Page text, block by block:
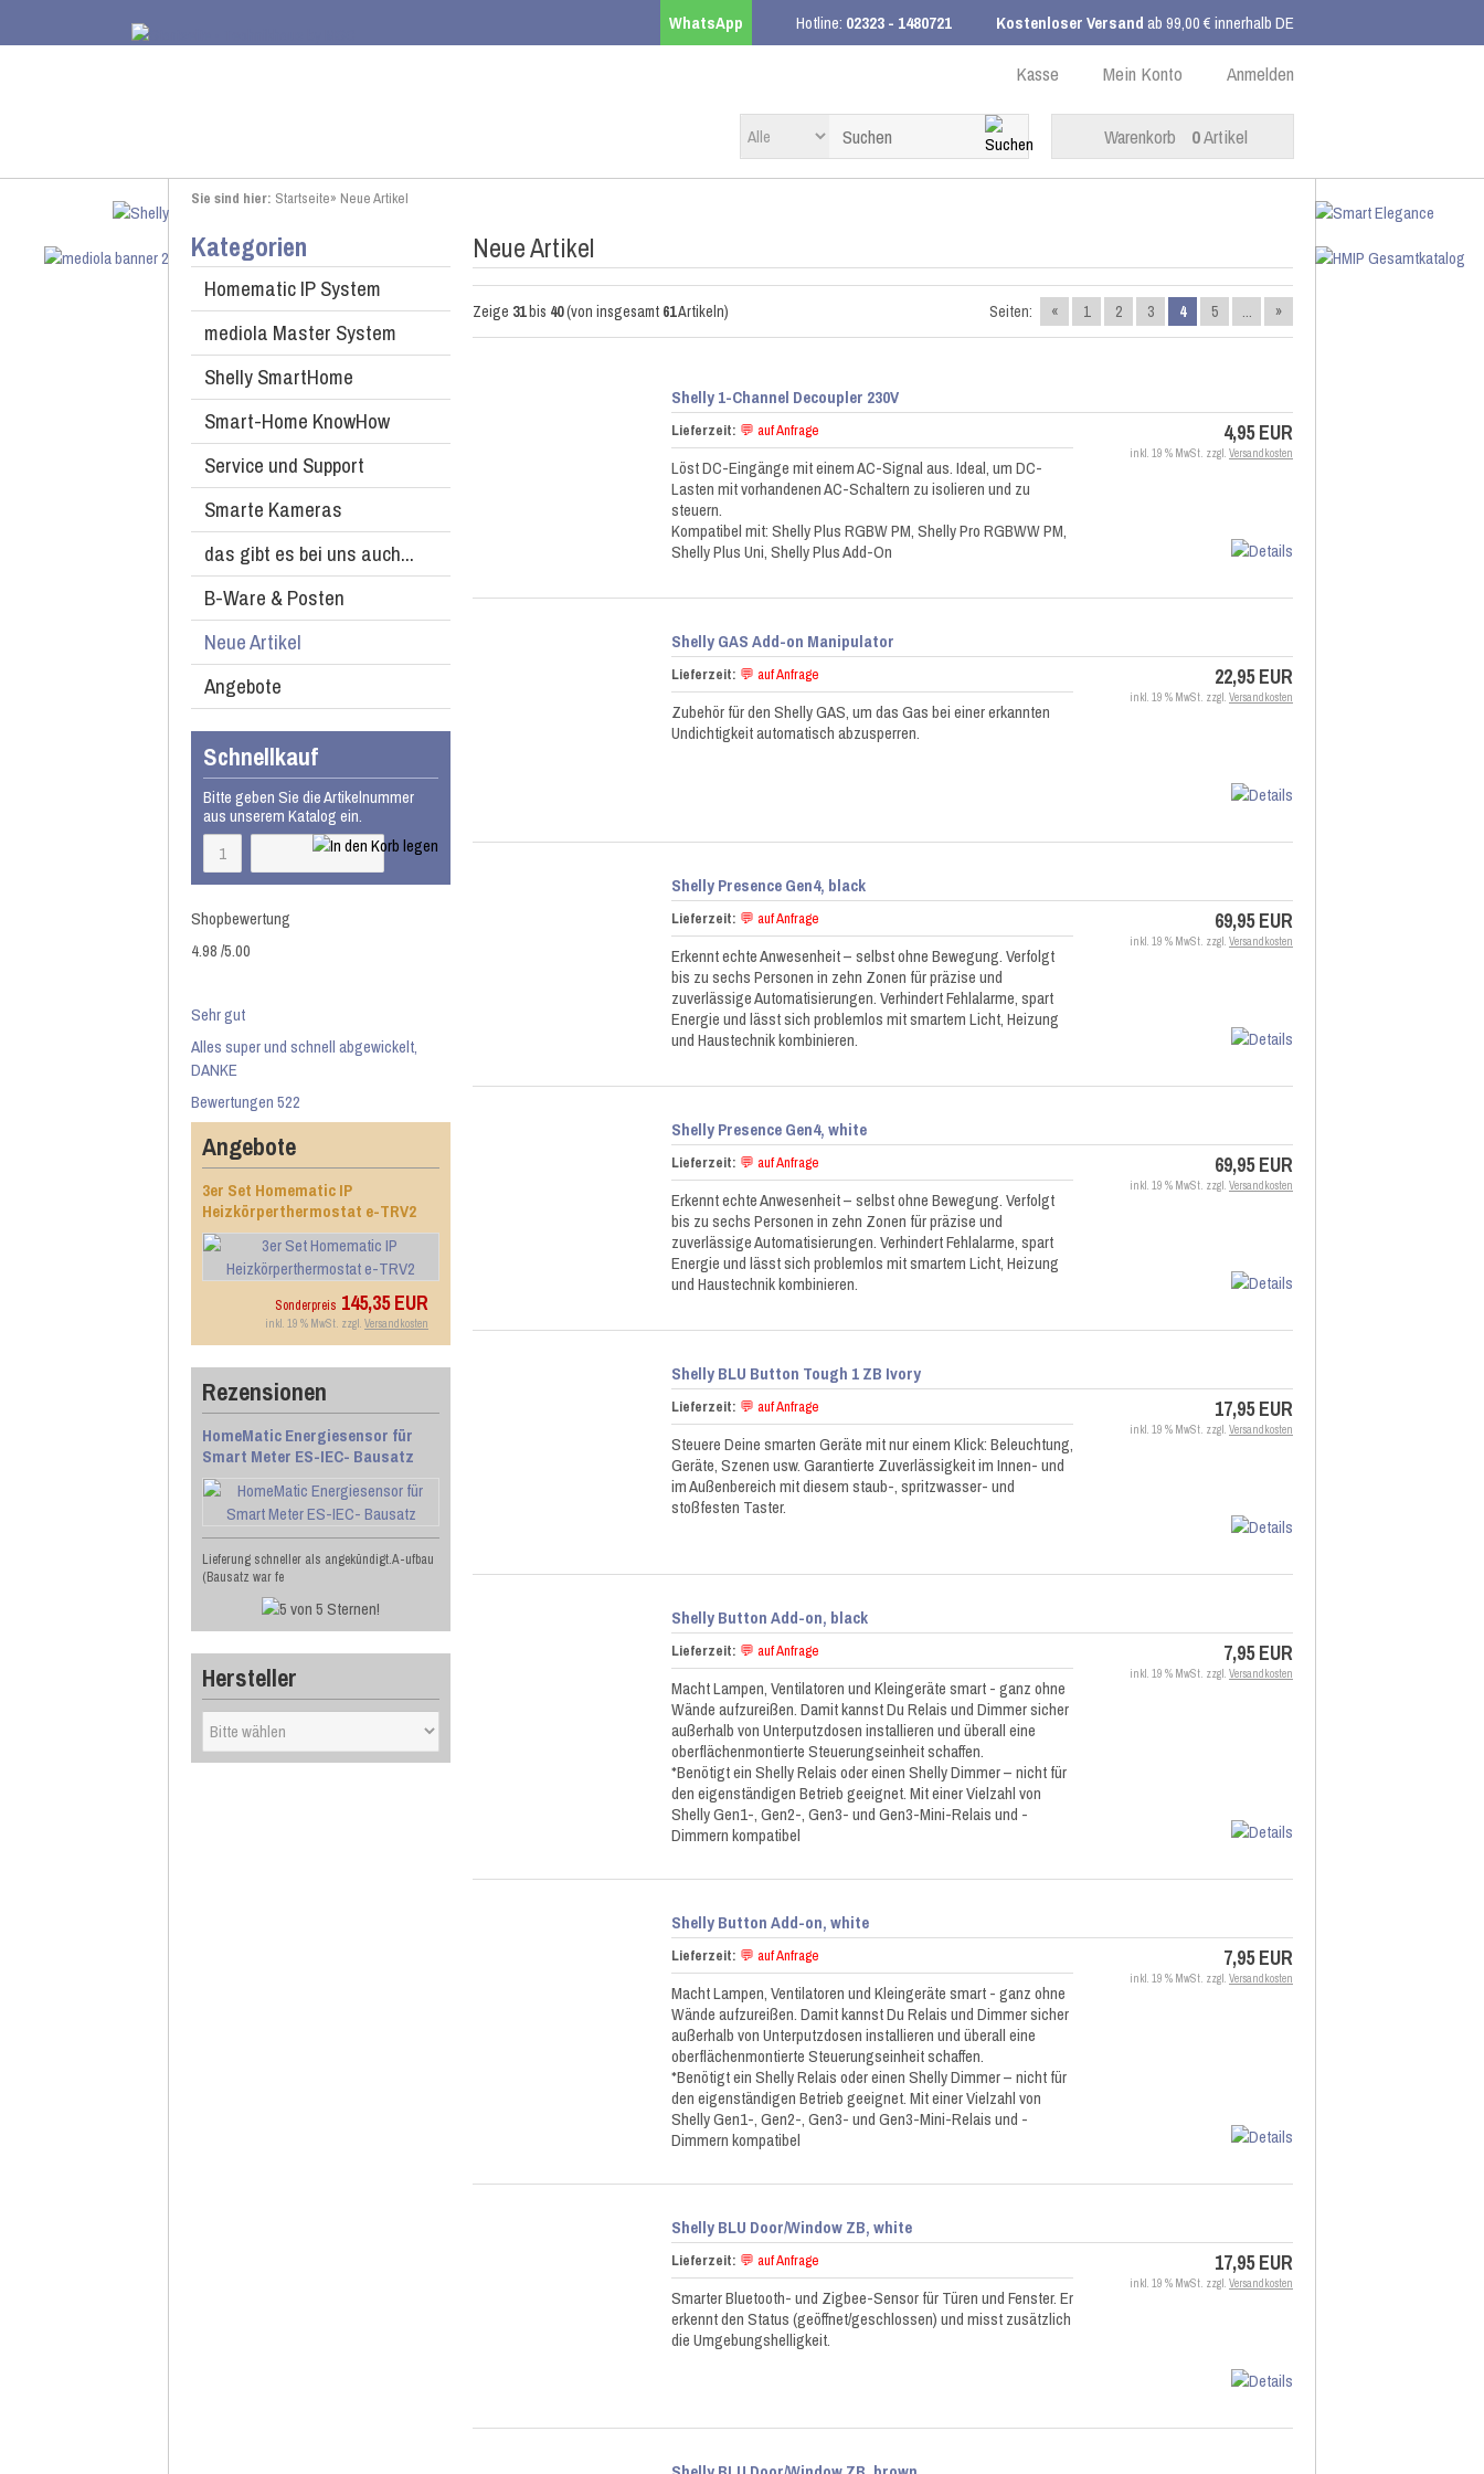
WhatsApp Hotline: 02323 - 1480721 Kostenloser Versandab 99,00 € innerhalb DE
Anmelden
Mein Konto
Kasse
Warenkorb 0Artikel
Sie sind hier: Startseite» Neue Artikel
Kategorien
Homematic IP System
mediola Master System
Shelly SmartHome
Smart-Home KnowHow
Service und Support
Smarte Kameras
das gibt es bei uns auch...
B-Ware & Posten
Neue Artikel
Angebote
Schnellkauf
Bitte geben Sie die Artikelnummer
aus unserem Katalog ein.
Shopbewertung
4.98/5.00
Sehr gut
Alles super und schnell abgewickelt,
DANKE
Bewertungen 522
Angebote
3er Set Homematic IP
Heizkörperthermostat e-TRV2
Sonderpreis 145,35 EUR
inkl. 19 % MwSt. zzgl. Versandkosten
Rezensionen
HomeMatic Energiesensor für
Smart Meter ES-IEC- Bausatz
Lieferung schneller als angekündigt.A-ufbau
(Bausatz war fe
Hersteller
Neue Artikel
Zeige 31bis 40(von insgesamt 61Artikeln) Seiten: « 1 2 3 4 5 ... »
Shelly 1-Channel Decoupler 230V
Lieferzeit: 💬 auf Anfrage
Löst DC-Eingänge mit einem AC-Signal aus. Ideal, um DC-
Lasten mit vorhandenen AC-Schaltern zu isolieren und zu
steuern.
Kompatibel mit: Shelly Plus RGBW PM, Shelly Pro RGBWW PM,
Shelly Plus Uni, Shelly Plus Add-On
4,95 EUR
inkl. 19 % MwSt. zzgl. Versandkosten
Shelly GAS Add-on Manipulator
Lieferzeit: 💬 auf Anfrage
Zubehör für den Shelly GAS, um das Gas bei einer erkannten
Undichtigkeit automatisch abzusperren.
22,95 EUR
inkl. 19 % MwSt. zzgl. Versandkosten
Shelly Presence Gen4, black
Lieferzeit: 💬 auf Anfrage
Erkennt echte Anwesenheit – selbst ohne Bewegung. Verfolgt
bis zu sechs Personen in zehn Zonen für präzise und
zuverlässige Automatisierungen. Verhindert Fehlalarme, spart
Energie und lässt sich problemlos mit smartem Licht, Heizung
und Haustechnik kombinieren.
69,95 EUR
inkl. 19 % MwSt. zzgl. Versandkosten
Shelly Presence Gen4, white
Lieferzeit: 💬 auf Anfrage
Erkennt echte Anwesenheit – selbst ohne Bewegung. Verfolgt
bis zu sechs Personen in zehn Zonen für präzise und
zuverlässige Automatisierungen. Verhindert Fehlalarme, spart
Energie und lässt sich problemlos mit smartem Licht, Heizung
und Haustechnik kombinieren.
69,95 EUR
inkl. 19 % MwSt. zzgl. Versandkosten
Shelly BLU Button Tough 1 ZB Ivory
Lieferzeit: 💬 auf Anfrage
Steuere Deine smarten Geräte mit nur einem Klick: Beleuchtung,
Geräte, Szenen usw. Garantierte Zuverlässigkeit im Innen- und
im Außenbereich mit diesem staub-, spritzwasser- und
stoßfesten Taster.
17,95 EUR
inkl. 19 % MwSt. zzgl. Versandkosten
Shelly Button Add-on, black
Lieferzeit: 💬 auf Anfrage
Macht Lampen, Ventilatoren und Kleingeräte smart - ganz ohne
Wände aufzureißen. Damit kannst Du Relais und Dimmer sicher
außerhalb von Unterputzdosen installieren und überall eine
oberflächenmontierte Steuerungseinheit schaffen.
*Benötigt ein Shelly Relais oder einen Shelly Dimmer – nicht für
den eigenständigen Betrieb geeignet. Mit einer Vielzahl von
Shelly Gen1-, Gen2-, Gen3- und Gen3-Mini-Relais und -
Dimmern kompatibel
7,95 EUR
inkl. 19 % MwSt. zzgl. Versandkosten
Shelly Button Add-on, white
Lieferzeit: 💬 auf Anfrage
Macht Lampen, Ventilatoren und Kleingeräte smart - ganz ohne
Wände aufzureißen. Damit kannst Du Relais und Dimmer sicher
außerhalb von Unterputzdosen installieren und überall eine
oberflächenmontierte Steuerungseinheit schaffen.
*Benötigt ein Shelly Relais oder einen Shelly Dimmer – nicht für
den eigenständigen Betrieb geeignet. Mit einer Vielzahl von
Shelly Gen1-, Gen2-, Gen3- und Gen3-Mini-Relais und -
Dimmern kompatibel
7,95 EUR
inkl. 19 % MwSt. zzgl. Versandkosten
Shelly BLU Door/Window ZB, white
Lieferzeit: 💬 auf Anfrage
Smarter Bluetooth- und Zigbee-Sensor für Türen und Fenster. Er
erkennt den Status (geöffnet/geschlossen) und misst zusätzlich
die Umgebungshelligkeit.
17,95 EUR
inkl. 19 % MwSt. zzgl. Versandkosten